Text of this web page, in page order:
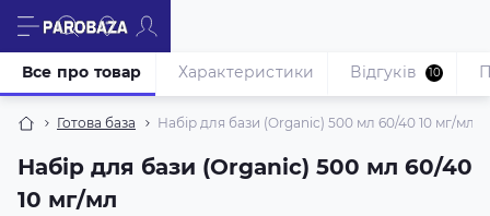
Готова база Набір для бази (Organic) 500 мл 60/40 10 мг/мл
Набір для бази (Organic) 500 мл 60/40
10 мг/мл
Все про товар Характеристики Відгуків 10